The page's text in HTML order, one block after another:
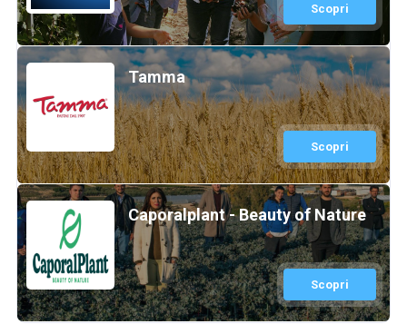
Scopri
Tamma
Scopri
Caporalplant - Beauty of Nature
Scopri